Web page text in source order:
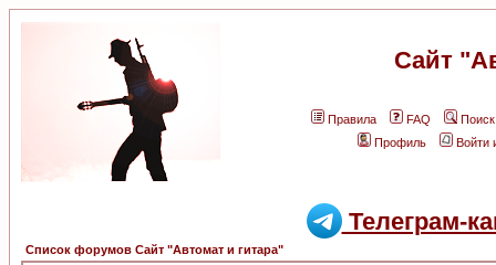
Сайт
Правила FAQ
Поиск
Профиль
Войти
Телеграм-
Список форумов Сайт "Автомат и гитара"